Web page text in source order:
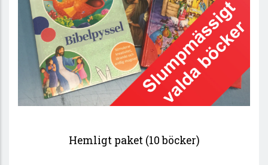
Hemligt paket (10 böcker)